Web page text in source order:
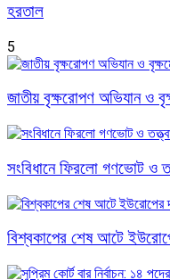
হরতাল
5
জাতীয় বৃক্ষরোপণ অভিযান ও
সংবিধানে ফিরলো গণভোট ও
বিশ্বকাপের শেষ আটে